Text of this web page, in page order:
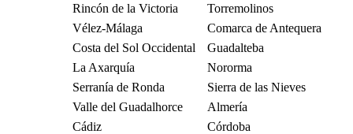
Rincón de la Victoria
Torremolinos
Vélez-Málaga
Comarca de Antequera
Costa del Sol Occidental
Guadalteba
La Axarquía
Nororma
Serranía de Ronda
Sierra de las Nieves
Valle del Guadalhorce
Almería
Cádiz
Córdoba